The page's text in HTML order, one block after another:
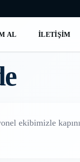
AL
İLETIŞIM
ekibimizle